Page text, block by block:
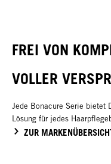
FREI VON
VOLLER
Jede Bonacure Serie bietet
Lösung für jedes
ZUR